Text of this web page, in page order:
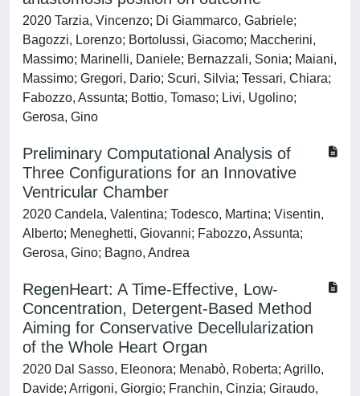
2020 Tarzia, Vincenzo; Di Giammarco, Gabriele;
Bagozzi, Lorenzo; Bortolussi, Giacomo; Maccherini,
Massimo; Marinelli, Daniele; Bernazzali, Sonia; Maiani,
Massimo; Gregori, Dario; Scuri, Silvia; Tessari, Chiara;
Fabozzo, Assunta; Bottio, Tomaso; Livi, Ugolino;
Gerosa, Gino
Preliminary Computational Analysis of
Three Configurations for an Innovative
Ventricular Chamber
2020 Candela, Valentina; Todesco, Martina; Visentin,
Alberto; Meneghetti, Giovanni; Fabozzo, Assunta;
Gerosa, Gino; Bagno, Andrea
RegenHeart: A Time-Effective, Low-
Concentration, Detergent-Based Method
Aiming for Conservative Decellularization
of the Whole Heart Organ
2020 Dal Sasso, Eleonora; Menabò, Roberta; Agrillo,
Davide; Arrigoni, Giorgio; Franchin, Cinzia; Giraudo,